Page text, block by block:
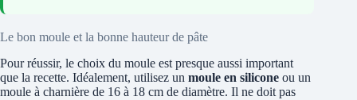
Le bon moule et la bonne hauteur de pâte
Pour réussir, le choix du moule est presque aussi important
que la recette. Idéalement, utilisez un moule en silicone ou un
moule à charnière de 16 à 18 cm de diamètre. Il ne doit pas